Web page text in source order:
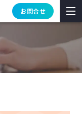
お問合せ